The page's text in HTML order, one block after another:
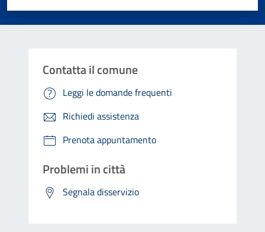
Contatta il comune
Leggi le domande frequenti
Richiedi assistenza
Prenota appuntamento
Problemi in città
Segnala disservizio